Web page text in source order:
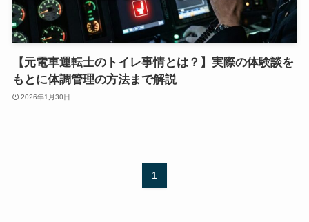
【元電車運転士のトイレ事情とは？】実際の体験談を
もとに体調管理の方法まで解説
2026年1月30日
1